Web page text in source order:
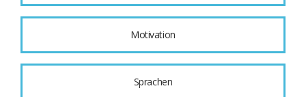
Motivation
Sprachen